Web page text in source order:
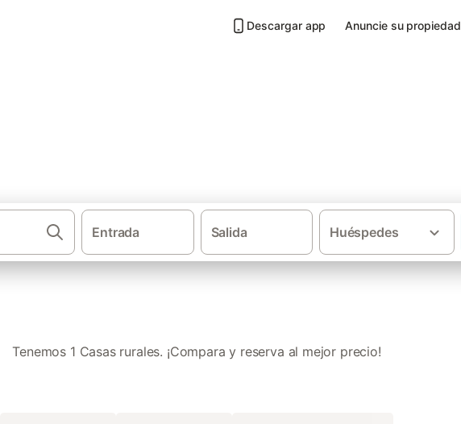
Descargar app Anuncie su propiedad
Entrada Salida Huéspedes
Tenemos 1 Casas rurales. ¡Compara y reserva al mejor precio!